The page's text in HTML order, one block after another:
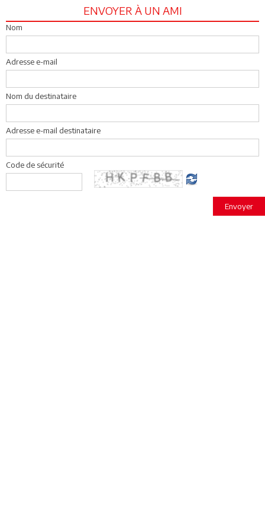
ENVOYER À UN AMI
Nom
Adresse e-mail
Nom du destinataire
Adresse e-mail destinataire
Code de sécurité
Envoyer